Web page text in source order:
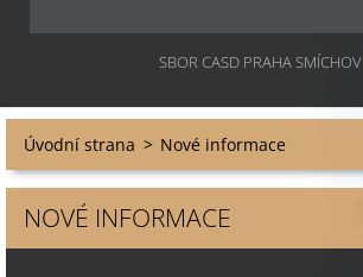
SBOR CASD PRAHA SMÍCHOV
Úvodní strana > Nové informace
NOVÉ INFORMACE